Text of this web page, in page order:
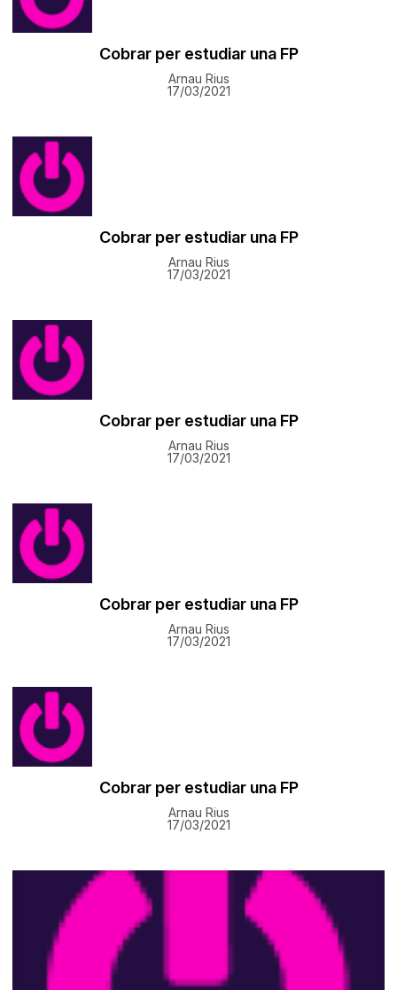
Cobrar per estudiar una FP
Arnau Rius
17/03/2021
Cobrar per estudiar una FP
Arnau Rius
17/03/2021
Cobrar per estudiar una FP
Arnau Rius
17/03/2021
Cobrar per estudiar una FP
Arnau Rius
17/03/2021
Cobrar per estudiar una FP
Arnau Rius
17/03/2021